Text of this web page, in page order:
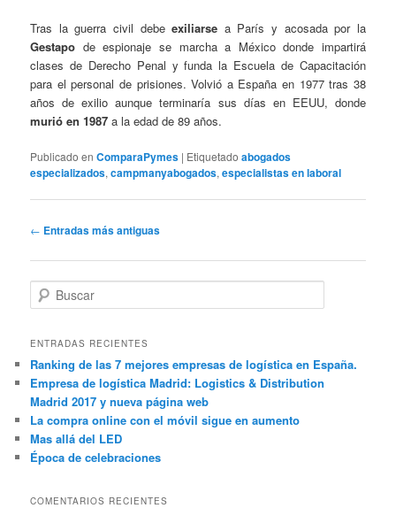
Tras la guerra civil debeexiliarse a París y acosada por la
Gestapo de espionaje se marcha a México donde impartirá
clases de Derecho Penal y funda la Escuela de Capacitación
para el personal de prisiones. Volvió a España en 1977 tras 38
años de exilio aunque terminaría sus días en EEUU, donde
murió en 1987 a la edad de 89 años.
Publicado en ComparaPymes | Etiquetado abogados
especializados,campmanyabogados,especialistas en laboral
Navegación
entradas
← Entradas más antiguas
u
c
r
ENTRADAS RECIENTES
Ranking de las 7 mejores empresas de logística en España.
Empresa de logística Madrid: Logistics & Distribution
Madrid 2017 y nueva página web
La compra online con el móvil sigue en aumento
Mas allá del LED
Época de celebraciones
COMENTARIOS RECIENTES